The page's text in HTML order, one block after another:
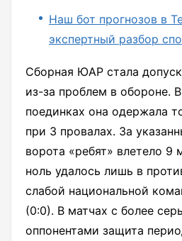
Наш бот прогнозов в
экспертный разбор
Сборная ЮАР стала
из-за проблем в обороне.
поединках она одержала
при 3 провалах. За
ворота «ребят» влетело 9
ноль удалось лишь в
слабой национальной
(0:0). В матчах с более
оппонентами защита